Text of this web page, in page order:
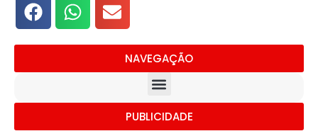
NAVEGAÇÃO
PUBLICIDADE